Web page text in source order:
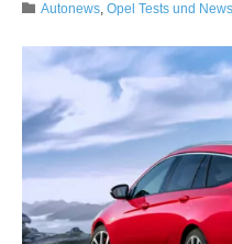
Autonews, Opel Tests und News